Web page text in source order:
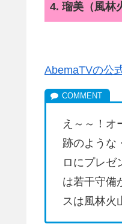
4. 瑠美（風林
AbemaTVの公
え～～！オ
跡のような
ロにプレゼ
は若干守備
スは風林火